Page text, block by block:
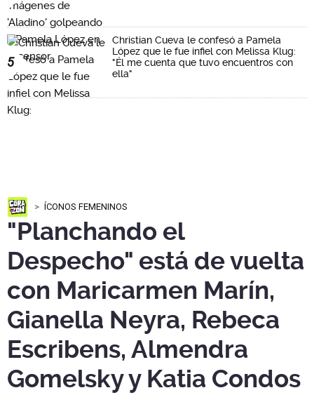
5
Christian Cueva le confesó a Pamela
López que le fue infiel con Melissa Klug:
"Él me cuenta que tuvo encuentros con
ella"
ÍCONOS FEMENINOS
"Planchando el
Despecho" está de vuelta
con Maricarmen Marín,
Gianella Neyra, Rebeca
Escribens, Almendra
Gomelsky y Katia Condos